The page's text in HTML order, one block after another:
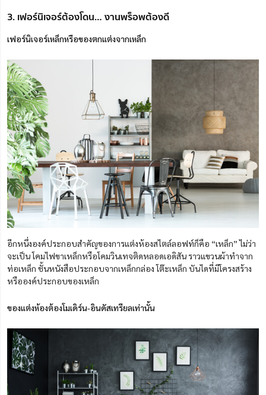
3. เฟอร์นิเจอร์ต้องโดน… งานพร็อพต้องดี
เฟอร์นิเจอร์เหล็กหรือของตกแต่งจากเหล็ก
อีกหนึ่งองค์ประกอบสำคัญของการแต่งห้องสไตล์ลอฟท์ก็คือ “เหล็ก” ไม่ว่า
จะเป็น โคมไฟขาเหล็กหรือโคมวินเทจติดหลอดเอดิสัน ราวแขวนผ้าทำจาก
ท่อเหล็ก ชั้นหนังสือประกอบจากเหล็กกล่อง โต๊ะเหล็ก บันไดที่มีโครงสร้าง
หรือองค์ประกอบของเหล็ก
ของแต่งห้องต้องโมเดิร์น-อินดัสเทรียลเท่านั้น